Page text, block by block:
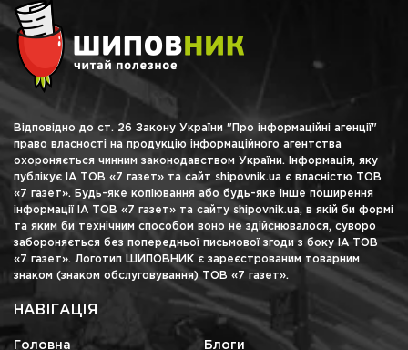
Відповідно до ст. 26 Закону України "Про інформаційні агенції"
право власності на продукцію інформаційного агентства
охороняється чинним законодавством України. Інформація, яку
публікує ІА ТОВ «7 газет» та сайт shipovnik.ua є власністю ТОВ
«7 газет». Будь-яке копіювання або будь-яке інше поширення
інформації ІА ТОВ «7 газет» та сайту shipovnik.ua, в якій би формі
та яким би технічним способом воно не здійснювалося, суворо
забороняється без попередньої письмової згоди з боку ІА ТОВ
«7 газет». Логотип ШИПОВНИК є зареєстрованим товарним
знаком (знаком обслуговування) ТОВ «7 газет».
НАВІГАЦІЯ
Головна Блоги